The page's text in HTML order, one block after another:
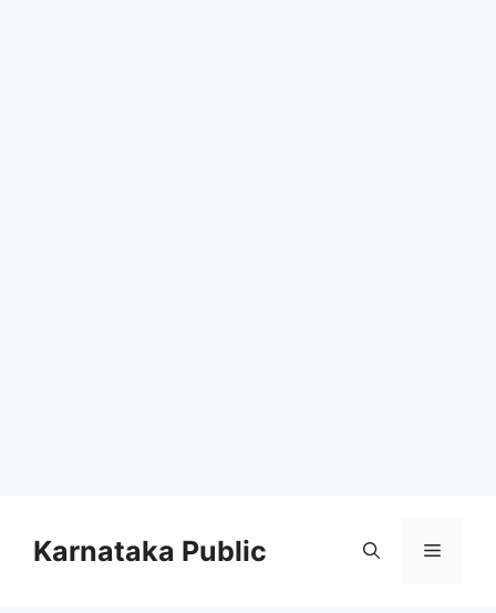
contentKarnataka Public Menu